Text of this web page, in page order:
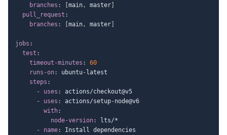
branches : main, master
pull_request :
branches : main, master
jobs :
test :
timeout-minutes :
60
runs-on: ubuntu- latest
steps :
-
uses :
actions/checkout@v5
-
uses : actions/setup-node@v6
with:
node-version:
lts/*
-
name:
Install dependencies